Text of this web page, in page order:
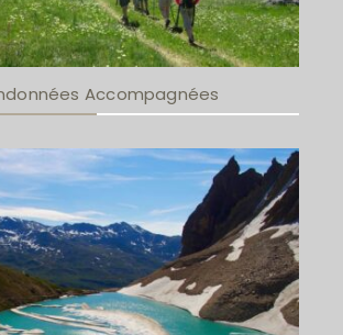
Accompagnées